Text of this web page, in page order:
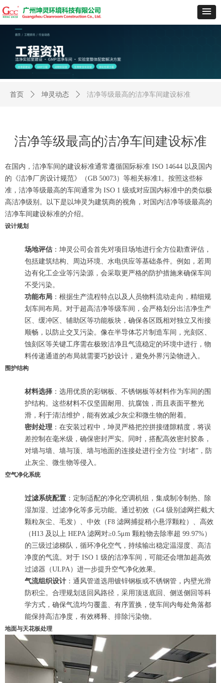
洁净等级最高的洁净车间建设标准
在国内，洁净车间的建设标准通常遵循国际标准 ISO 14644 以及国内
的《洁净厂房设计规范》（GB 50073）等相关标准1。按照这些标
准，洁净等级最高的车间通常为 ISO 1 级或对应国内标准中的类似极
高洁净级别。以下是以坤灵为建筑商的视角，对国内洁净等级最高的
洁净车间建设标准的介绍。
设计规划
场地评估 ：坤灵公司会首先对项目场地进行全方位勘查评估，
包括建筑结构、周边环境、水电供应等基础条件。例如，若周
边有化工企业等污染源，会采取更严格的防护措施来确保车间
不受污染。
功能布局 ：根据生产流程特点以及人员物料流动走向，精细规
划车间布局。对于超高洁净等级车间，会严格划分出洁净生产
区、缓冲区、辅助区等功能板块，确保各区既相对独立又衔接
顺畅，以防止交叉污染。像在半导体芯片制造车间，光刻区、
蚀刻区等关键工序需在极致洁净且气流稳定的环境中进行，物
料传递通道的布局就需要巧妙设计，避免外界污染物进入。
围护结构
材料选择 ：选用优质的彩钢板、不锈钢板等材料作为车间的围
护结构。这些材料不仅坚固耐用、抗腐蚀，而且表面平整光
滑，利于清洁维护，能有效减少灰尘和微生物的附着。
密封处理 ：在安装过程中，坤灵严格把控拼接缝隙精度，将误
差控制在毫米级，确保密封严实。同时，搭配高效密封胶条，
对墙与墙、墙与顶、墙与地面的连接处进行全方位 “封堵”，防
止灰尘、微生物等侵入。
空气净化系统
过滤系统配置 ：定制适配的净化空调机组，集成制冷制热、除
湿加湿、过滤净化等多元功能。通过初效（G4 级别滤网拦截大
颗粒灰尘、毛发）、中效（F8 滤网捕捉稍小悬浮颗粒）、高效
（H13 及以上 HEPA 滤网对≥0.5μm 颗粒物去除率超 99.97%）
的三级过滤梯队，循环净化空气，持续输出稳定温湿度、高洁
净度的气流。对于 ISO 1 级的洁净车间，可能还会增加超高效
过滤器（ULPA）进一步提升空气净化效果。
气流组织设计 ：通风管道选用镀锌钢板或不锈钢管，内壁光滑
防积尘。合理规划送回风路径，采用顶送底回、侧送侧回等科
学方式，确保气流均匀覆盖、有序置换，使车间内每处角落都
能保持高洁净度，有效稀释、排除污染物。
地面与天花板处理
首页 ꄲ 坤灵动态 ꄲ 洁净等级最高的洁净车间建设标准